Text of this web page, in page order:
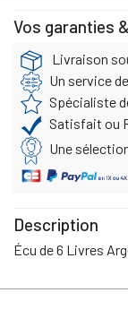
Vos garanties
Livraison
Un service
Spécialiste
Satisfait ou
Une
Description
Écu de 6 Livres